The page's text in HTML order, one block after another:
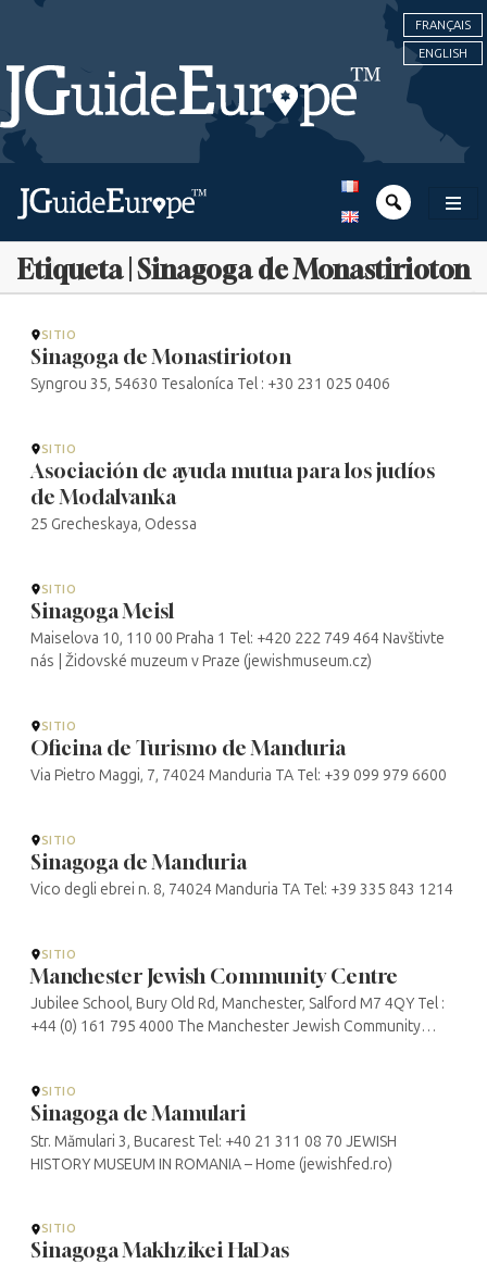
FRANÇAIS
ENGLISH
Etiqueta | Sinagoga de Monastirioton
SITIO
Sinagoga de Monastirioton
Syngrou 35, 54630 Tesaloníca Tel : +30 231 025 0406
SITIO
Asociación de ayuda mutua para los judíos
de Modalvanka
25 Grecheskaya, Odessa
SITIO
Sinagoga Meisl
Maiselova 10, 110 00 Praha 1 Tel: +420 222 749 464 Navštivte
nás | Židovské muzeum v Praze (jewishmuseum.cz)
SITIO
Oficina de Turismo de Manduria
Via Pietro Maggi, 7, 74024 Manduria TA Tel: +39 099 979 6600
SITIO
Sinagoga de Manduria
Vico degli ebrei n. 8, 74024 Manduria TA Tel: +39 335 843 1214
SITIO
Manchester Jewish Community Centre
Jubilee School, Bury Old Rd, Manchester, Salford M7 4QY Tel :
+44 (0) 161 795 4000 The Manchester Jewish Community
SITIO
Sinagoga de Mamulari
Str. Mămulari 3, Bucarest Tel: +40 21 311 08 70 JEWISH
HISTORY MUSEUM IN ROMANIA – Home (jewishfed.ro)
SITIO
Sinagoga Makhzikei HaDas